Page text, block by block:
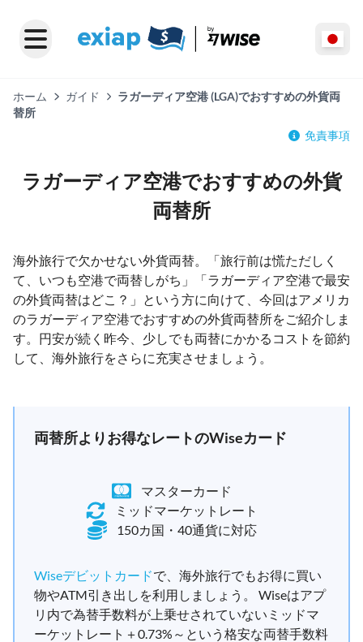
ホーム ガイド
ラガーディア空港 (LGA)でおすすめの外貨両
替所
免責事項
ラガーディア空港でおすすめの外貨
両替所
海外旅行で欠かせない外貨両替。「旅行前は慌ただしく
て、いつも空港で両替しがち」「ラガーディア空港で最安
の外貨両替はどこ？」という方に向けて、今回はアメリカ
のラガーディア空港でおすすめの外貨両替所をご紹介しま
す。円安が続く昨今、少しでも両替にかかるコストを節約
して、海外旅行をさらに充実させましょう。
両替所よりお得なレートのWiseカード
マスターカード
ミッドマーケットレート
150カ国・40通貨に対応
Wiseデビットカードで、海外旅行でもお得に買い
物やATM引き出しを利用しましょう。 Wiseはアプ
リ内で為替手数料が上乗せされていないミッドマ
ーケットレート＋0.73%～という格安な両替手数料